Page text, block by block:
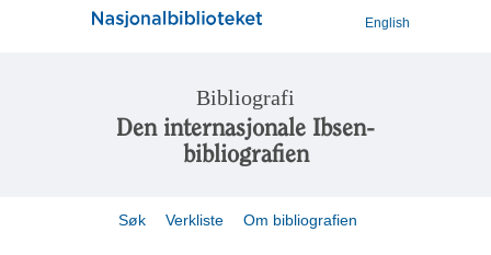
English
Bibliografi
Den internasjonale Ibsen-
bibliografien
Søk Verkliste Om bibliografien